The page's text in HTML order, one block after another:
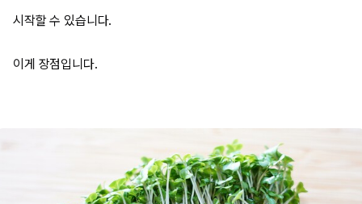
시작할 수 있습니다.
이게 장점입니다.